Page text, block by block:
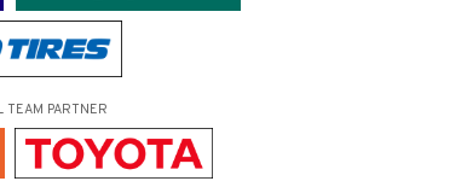
TEAM PARTNER